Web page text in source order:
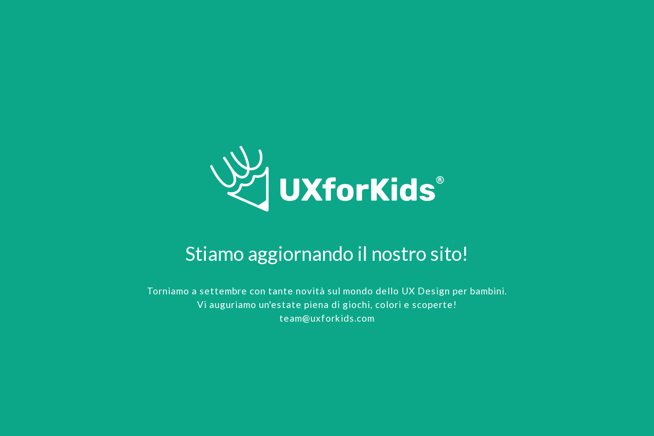
Stiamo aggiornando il nostro sito!
Torniamo a settembre con tante novità sul mondo dello UX Design per bambini.
Vi auguriamo un'estate piena di giochi, colori e scoperte!
team@uxforkids.com